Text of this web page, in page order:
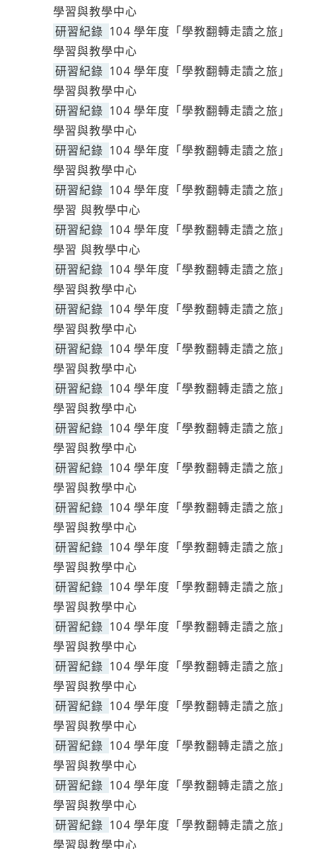
學習與教學中心
研習紀錄 104 學年度「學教翻轉走讀之旅」
學習與教學中心
研習紀錄 104 學年度「學教翻轉走讀之旅」
學習與教學中心
研習紀錄 104 學年度「學教翻轉走讀之旅」
學習與教學中心
研習紀錄 104 學年度「學教翻轉走讀之旅」
學習與教學中心
研習紀錄 104 學年度「學教翻轉走讀之旅」
學習 與教學中心
研習紀錄 104 學年度「學教翻轉走讀之旅」
學習 與教學中心
研習紀錄 104 學年度「學教翻轉走讀之旅」
學習與教學中心
研習紀錄 104 學年度「學教翻轉走讀之旅」
學習與教學中心
研習紀錄 104 學年度「學教翻轉走讀之旅」
學習與教學中心
研習紀錄 104 學年度「學教翻轉走讀之旅」
學習與教學中心
研習紀錄 104 學年度「學教翻轉走讀之旅」
學習與教學中心
研習紀錄 104 學年度「學教翻轉走讀之旅」
學習與教學中心
研習紀錄 104 學年度「學教翻轉走讀之旅」
學習與教學中心
研習紀錄 104 學年度「學教翻轉走讀之旅」
學習與教學中心
研習紀錄 104 學年度「學教翻轉走讀之旅」
學習與教學中心
研習紀錄 104 學年度「學教翻轉走讀之旅」
學習與教學中心
研習紀錄 104 學年度「學教翻轉走讀之旅」
學習與教學中心
研習紀錄 104 學年度「學教翻轉走讀之旅」
學習與教學中心
研習紀錄 104 學年度「學教翻轉走讀之旅」
學習與教學中心
研習紀錄 104 學年度「學教翻轉走讀之旅」
學習與教學中心
研習紀錄 104 學年度「學教翻轉走讀之旅」
學習與教學中心